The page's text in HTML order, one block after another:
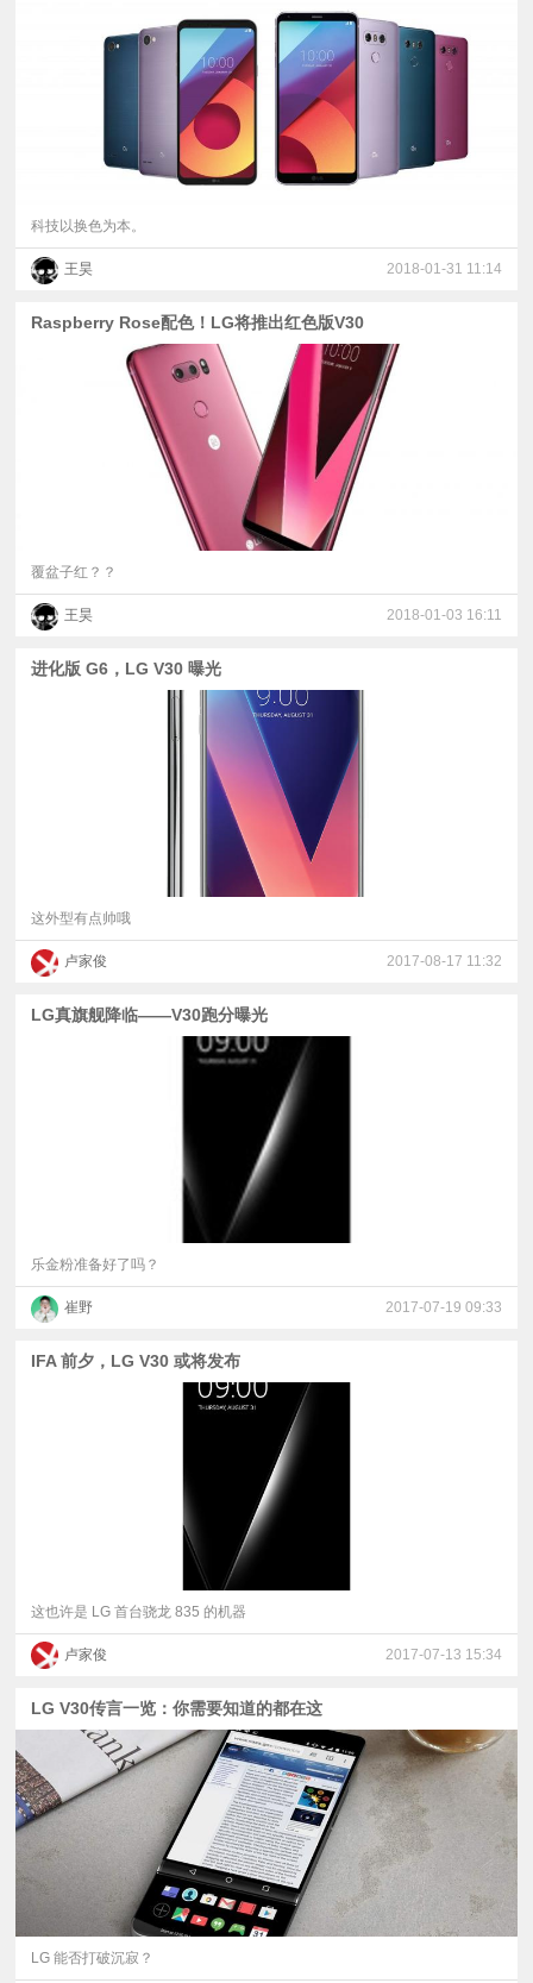
科技以换色为本。
王昊 2018-01-31 11:14
Raspberry Rose配色！LG将推出红色版V30
覆盆子红？？
王昊 2018-01-03 16:11
进化版 G6，LG V30 曝光
这外型有点帅哦
卢家俊 2017-08-17 11:32
LG真旗舰降临——V30跑分曝光
乐金粉准备好了吗？
崔野 2017-07-19 09:33
IFA 前夕，LG V30 或将发布
这也许是 LG 首台骁龙 835 的机器
卢家俊 2017-07-13 15:34
LG V30传言一览：你需要知道的都在这
LG 能否打破沉寂？